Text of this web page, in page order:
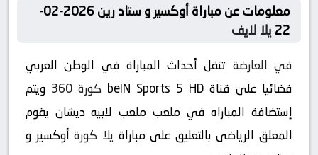
معلومات عن مباراة أوكسير و ستاد رين 2026-02-
22 يلا لايف
في العارضة تنقل أحداث المباراة في الوطن العربي
فضائيا على قناة beIN Sports 5 HD
كورة 360
ويتم
إستضافة المباراه في ملعب ملعب لابيه ديشان يقوم
المعلق الرياضى بالتعليق على مباراة يلا كورةأوكسير و